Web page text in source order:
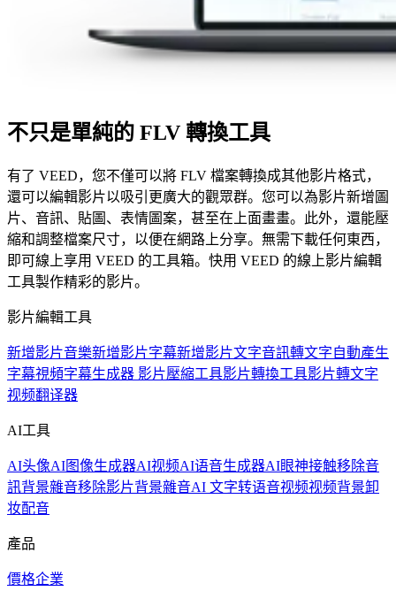
不只是單純的 FLV 轉換工具
有了 VEED，您不僅可以將 FLV 檔案轉換成其他影片格式，
還可以編輯影片以吸引更廣大的觀眾群。您可以為影片新增圖
片、音訊、貼圖、表情圖案，甚至在上面畫畫。此外，還能壓
縮和調整檔案尺寸，以便在網路上分享。無需下載任何東西，
即可線上享用 VEED 的工具箱。快用 VEED 的線上影片編輯
工具製作精彩的影片。
影片編輯工具
新增影片音樂新增影片字幕新增影片文字音訊轉文字自動產生
字幕視頻字幕生成器 影片壓縮工具影片轉換工具影片轉文字
视频翻译器
AI工具
AI头像AI图像生成器AI视频AI语音生成器AI眼神接触移除音
訊背景雜音移除影片背景雜音AI 文字转语音视频视频背景卸
妆配音
產品
價格企業